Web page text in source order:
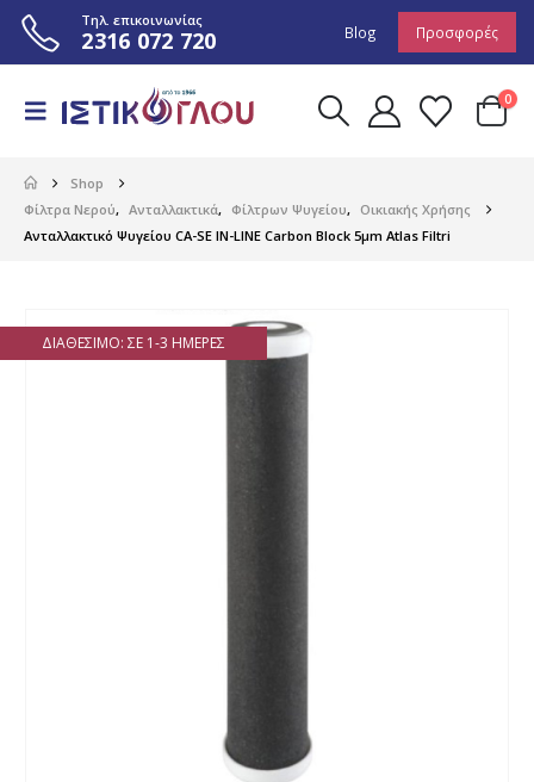
Τηλ. επικοινωνίας
2316 072 720 Blog Προσφορές
0
Shop
Φίλτρα Νερού, Ανταλλακτικά, Φίλτρων Ψυγείου, Οικιακής Χρήσης
Ανταλλακτικό Ψυγείου CA-SE IN-LINE Carbon Block 5μm Atlas Filtri
ΔΙΑΘΈΣΙΜΟ: ΣΕ 1-3 ΗΜΈΡΕΣ